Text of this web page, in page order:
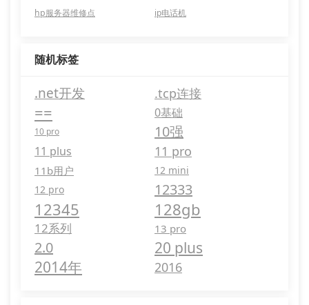
hp服务器维修点
ip电话机
随机标签
.net开发 .tcp连接
== 0基础
10 pro 10强
11 plus 11 pro
11b用户
12 mini
12 pro
12333
12345 128gb
12系列 13 pro
2.0
20 plus
2014年
2016